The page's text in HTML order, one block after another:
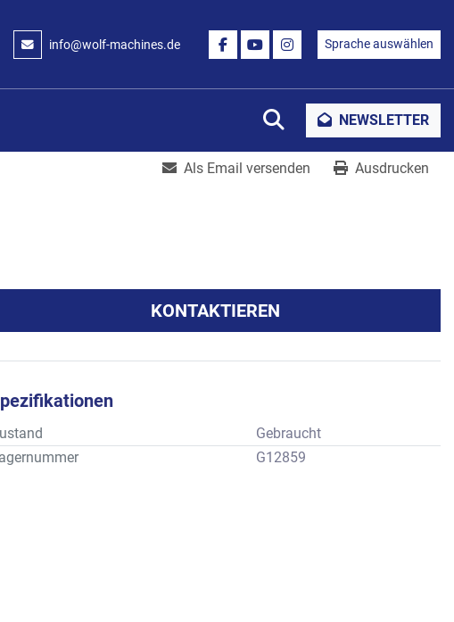
info@wolf-machines.de
FACEBOOK
YOUTUBEINSTAGRAM
Sprache auswählen
SucheNEWSLETTER
Als Email versenden Ausdrucken
KONTAKTIEREN
Gebraucht
G12859